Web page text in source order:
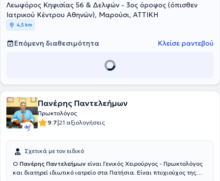
Λεωφόρος Κηφισίας 56 & Δελφών - 3ος όροφος (όπισθεν
Ιατρικού Κέντρου Αθηνών), Μαρούσι, ΑΤΤΙΚΗ
4,5 km
Επόμενη διαθεσιμότητα Κλείσε ραντεβού
Πανέρης Παντελεήμων
Πρωκτολόγος
9.7|21 αξιολογήσεις
Σχετικά με τον ειδικό
Ο Πανέρης Παντελεήμων είναι Γενικός Χειρούργος - Πρωκτολόγος
και διατηρεί ιδιωτικό ιατρείο στα Πατήσια. Είναι πτυχιούχος της